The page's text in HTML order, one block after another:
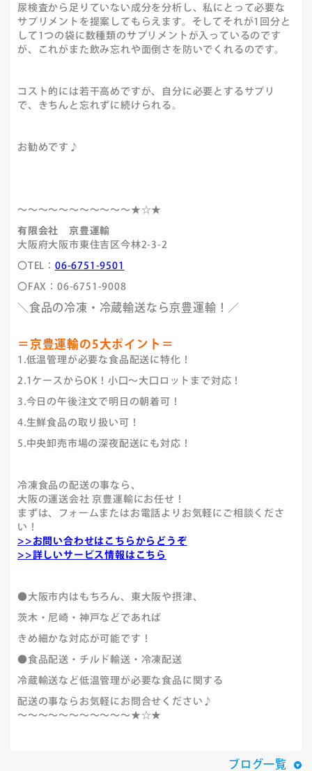
尿検査から足りていない成分を分析し、私にとって必要な
サプリメントを提案してもらえます。そしてそれが1回分と
して1つの袋に数種類のサプリメントが入っているのです
が、これがまた飲み忘れや面倒さを防いでくれるのです。
コスト的には若干高めですが、自分に必要とするサプリ
で、きちんと忘れずに続けられる。
お勧めです♪
～～～～～～～～～～～★☆★
有限会社 京豊運輸
大阪府大阪市東住吉区今林2-3-2
〇TEL：06-6751-9501
〇FAX：06-6751-9008
＼食品の冷凍・冷蔵輸送なら京豊運輸！／
＝京豊運輸の5大ポイント＝
1.低温管理が必要な食品配送に特化！
2.1ケースからOK！小口～大口ロットまで対応！
3.今日の午後注文で明日の朝着可！
4.生鮮食品の取り扱い可！
5.中央卸売市場の深夜配送にも対応！
冷凍食品の配送の事なら、
大阪の運送会社 京豊運輸にお任せ！
まずは、フォームまたはお電話よりお気軽にご相談くださ
い！
>>お問い合わせはこちらからどうぞ
>>詳しいサービス情報はこちら
●大阪市内はもちろん、東大阪や摂津、
茨木・尼崎・神戸などであれば
きめ細かな対応が可能です！
●食品配送・チルド輸送・冷凍配送
冷蔵輸送など低温管理が必要な食品に関する
配送の事ならお気軽にお問合せください♪
～～～～～～～～～～～★☆★
ブログ一覧